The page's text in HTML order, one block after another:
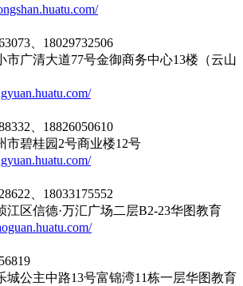
、18029732506
市广清大道77号金御商务中心13楼（云山
、18826050610
市碧桂园2号商业楼12号
、18033175552
江区信德·万汇广场二层B2-23华图教育
城公主中路13号富锦湾11栋一层华图教育